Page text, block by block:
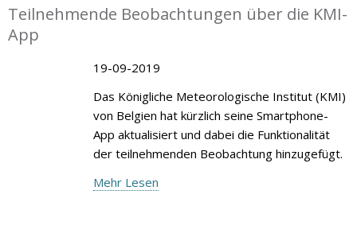
Teilnehmende Beobachtungen über die KMI-
App
19-09-2019
Das Königliche Meteorologische Institut (KMI)
von Belgien hat kürzlich seine Smartphone-
App aktualisiert und dabei die Funktionalität
der teilnehmenden Beobachtung hinzugefügt.
Mehr Lesen